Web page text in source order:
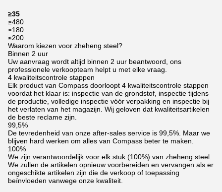
≥35
≥480
≥180
≤200
Waarom kiezen voor zheheng steel?
Binnen 2 uur
Uw aanvraag wordt altijd binnen 2 uur beantwoord, ons
professionele verkoopteam helpt u met elke vraag.
4 kwaliteitscontrole stappen
Elk product van Compass doorloopt 4 kwaliteitscontrole stappen
voordat het klaar is: inspectie van de grondstof, inspectie tijdens
de productie, volledige inspectie vóór verpakking en inspectie bij
het verlaten van het magazijn. Wij geloven dat kwaliteitsartikelen
de beste reclame zijn.
99,5%
De tevredenheid van onze after-sales service is 99,5%. Maar we
blijven hard werken om alles van Compass beter te maken.
100%
We zijn verantwoordelijk voor elk stuk (100%) van zheheng steel.
We zullen de artikelen opnieuw voorbereiden en vervangen als er
ongeschikte artikelen zijn die de verkoop of toepassing
beïnvloeden vanwege onze kwaliteit.